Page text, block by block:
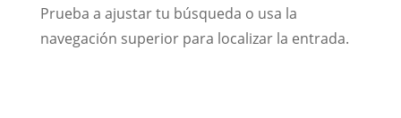
Prueba a ajustar tu búsqueda o usa la
navegación superior para localizar la entrada.